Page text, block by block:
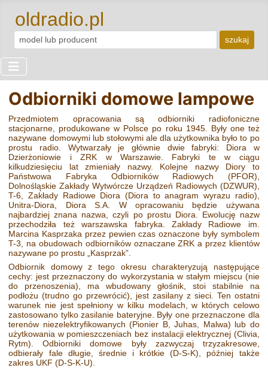
oldradio.pl
szukaj
Odbiorniki domowe lampowe
Przedmiotem opracowania są odbiorniki radiofoniczne
stacjonarne, produkowane w Polsce po roku 1945. Były one też
nazywane domowymi lub stołowymi ale dla użytkownika było to po
prostu radio. Wytwarzały je głównie dwie fabryki: Diora w
Dzierżoniowie i ZRK w Warszawie. Fabryki te w ciągu
kilkudziesięciu lat zmieniały nazwy. Kolejne nazwy Diory to
Państwowa Fabryka Odbiorników Radiowych (PFOR),
Dolnośląskie Zakłady Wytwórcze Urządzeń Radiowych (DZWUR),
T-6, Zakłady Radiowe Diora (Diora to anagram wyrazu radio),
Unitra-Diora, Diora S.A. W opracowaniu będzie używana
najbardziej znana nazwa, czyli po prostu Diora. Ewolucję nazw
przechodziła też warszawska fabryka. Zakłady Radiowe im.
Marcina Kasprzaka przez pewien czas oznaczone były symbolem
T-3, na obudowach odbiorników oznaczane ZRK a przez klientów
nazywane po prostu „Kasprzak”.
Odbiornik domowy z tego okresu charakteryzują następujące
cechy: jest przeznaczony do wykorzystania w stałym miejscu (nie
do przenoszenia), ma wbudowany głośnik, stoi stabilnie na
podłożu (trudno go przewrócić), jest zasilany z sieci. Ten ostatni
warunek nie jest spełniony w kilku modelach, w których celowo
zastosowano tylko zasilanie bateryjne. Były one przeznaczone dla
terenów niezelektryfikowanych (Pionier B, Juhas, Malwa) lub do
użytkowania w pomieszczeniach bez instalacji elektrycznej (Clivia,
Rytm). Odbiorniki domowe były zazwyczaj trzyzakresowe,
odbierały fale długie, średnie i krótkie (D-S-K), później także
zakres UKF (D-S-K-U).